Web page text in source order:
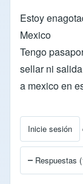
Estoy
Mexico
Tengo
sellar ni
a mexico en
Inicie sesión
Respuestas